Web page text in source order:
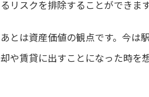
るリスクを排除することができます
あとは資産価値の観点です。今は
却や賃貸に出すことになった時を